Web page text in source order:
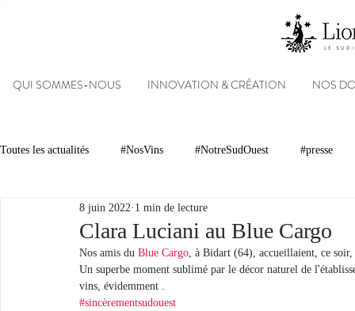
QUI SOMMES-NOUS INNOVATION & CRÉATION NOS
Toutes les actualités #NosVins #NotreSudOuest #presse
Chambre d’Amour Vins Armagnacs
Dégustations Evénements Réseaux sociaux
Clara Luciani au Blue Cargo
8 juin 2022 1 min de lecture
Nos amis du Blue Cargo, à Bidart (64), accueillaient, ce
Un superbe moment sublimé par le décor naturel de
vins, évidemment .
#sincèrementsudouest